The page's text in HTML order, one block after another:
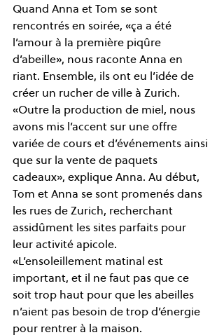
Quand Anna et Tom se sont
rencontrés en soirée, «ça a été
l’amour à la première piqûre
d’abeille», nous raconte Anna en
riant. Ensemble, ils ont eu l’idée de
créer un rucher de ville à Zurich.
«Outre la production de miel, nous
avons mis l’accent sur une offre
variée de cours et d’événements ainsi
que sur la vente de paquets
cadeaux», explique Anna. Au début,
Tom et Anna se sont promenés dans
les rues de Zurich, recherchant
assidûment les sites parfaits pour
leur activité apicole.
«L’ensoleillement matinal est
important, et il ne faut pas que ce
soit trop haut pour que les abeilles
n’aient pas besoin de trop d’énergie
pour rentrer à la maison.